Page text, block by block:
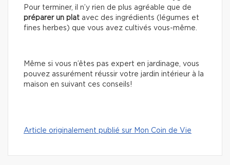
Pour terminer, il n’y rien de plus agréable que de
préparer un plat avec des ingrédients (légumes et
fines herbes) que vous avez cultivés vous-même.
Même si vous n’êtes pas expert en jardinage, vous
pouvez assurément réussir votre jardin intérieur à la
maison en suivant ces conseils!
Article originalement publié sur Mon Coin de Vie